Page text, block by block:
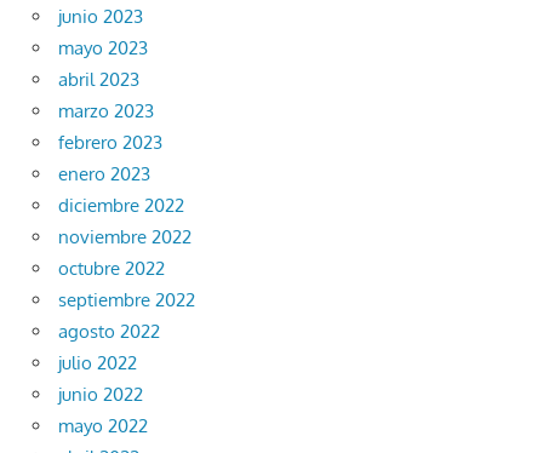
junio 2023
mayo 2023
abril 2023
marzo 2023
febrero 2023
enero 2023
diciembre 2022
noviembre 2022
octubre 2022
septiembre 2022
agosto 2022
julio 2022
junio 2022
mayo 2022